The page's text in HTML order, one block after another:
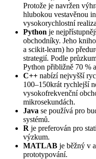
Protože je navržen
hlubokou vestavěnou
vysokorychlostní
Python je
obchodníky. Jeho
a scikit-learn) ho
strategií. Podle
Python přibližně 70 %
C++ nabízí nejvyšší
100–150krát rychlejší
vysokofrekvenční
mikrosekundách.
Java se používá pro
systémů.
R je preferován pro
výzkum.
MATLAB je běžný v
prototypování.